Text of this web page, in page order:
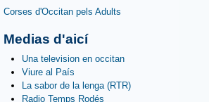
Corses d'Occitan pels Adults
Medias d'aicí
Una television en occitan
Viure al País
La sabor de la lenga (RTR)
Radio Temps Rodés